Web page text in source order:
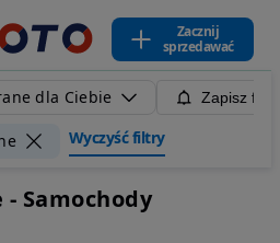
Zacznij
sprzedawać
dla Ciebie Zapisz
Wyczyść filtry
Samochody